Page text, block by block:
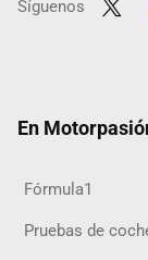
Síguenos
En
Fórmula1
Pruebas de